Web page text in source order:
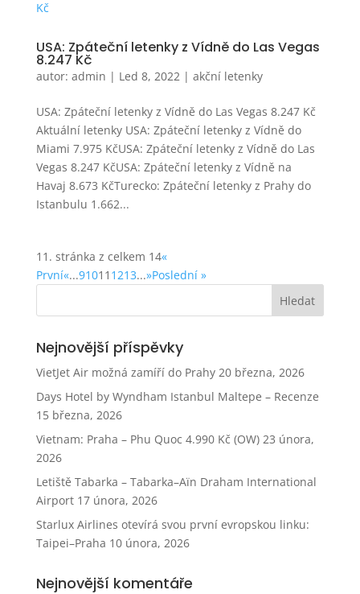
USA: Zpáteční letenky z Vídně do Las Vegas
8.247 Kč
autor: admin | Led 8, 2022| akční letenky
USA: Zpáteční letenky z Vídně do Las Vegas 8.247 Kč
Aktuální letenky USA: Zpáteční letenky z Vídně do
Miami 7.975 KčUSA: Zpáteční letenky z Vídně do Las
Vegas 8.247 KčUSA: Zpáteční letenky z Vídně na
Havaj 8.673 KčTurecko: Zpáteční letenky z Prahy do
Istanbulu 1.662...
11. stránka z celkem 14«
První«...91011 1213...»Poslední »
Nejnovější příspěvky
VietJet Air možná zamíří do Prahy 20 března, 2026
Days Hotel by Wyndham Istanbul Maltepe – Recenze
15 března, 2026
Vietnam: Praha – Phu Quoc 4.990 Kč (OW) 23 února,
2026
Letiště Tabarka – Tabarka–Aïn Draham International
Airport 17 února, 2026
Starlux Airlines otevírá svou první evropskou linku:
Taipei–Praha 10 února, 2026
Nejnovější komentáře